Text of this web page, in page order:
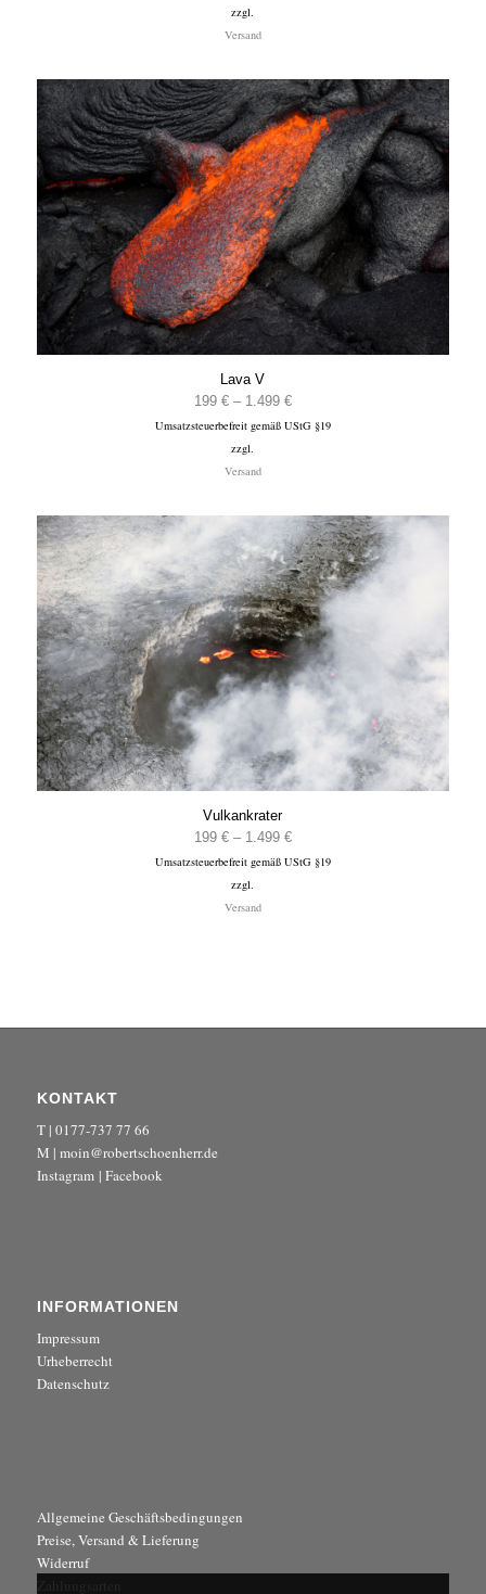
zzgl.
Versand
Lava V
199 € – 1.499 €Preisspanne:
199 €
Umsatzsteuerbefreit gemäß UStG §19
zzgl.
Versand
Vulkankrater
199 € – 1.499 €Preisspanne:
199 €
Umsatzsteuerbefreit gemäß UStG §19
zzgl.
Versand
KONTAKT
T | 0177-737 77 66
M | moin@robertschoenherr.de
Instagram| Facebook
INFORMATIONEN
Impressum
Urheberrecht
Datenschutz
Allgemeine Geschäftsbedingungen
Preise, Versand & Lieferung
Widerruf